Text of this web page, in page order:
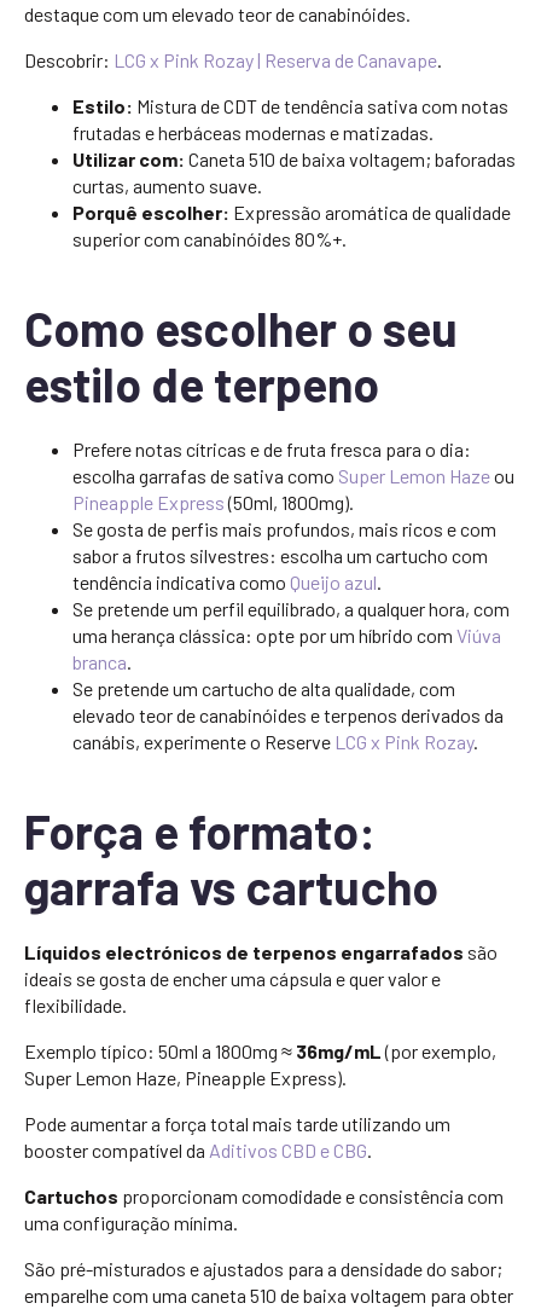
destaque com um elevado teor de canabinóides.
Descobrir: LCG x Pink Rozay | Reserva de Canavape.
Estilo: Mistura de CDT de tendência sativa com notas
frutadas e herbáceas modernas e matizadas.
Utilizar com: Caneta 510 de baixa voltagem; baforadas
curtas, aumento suave.
Porquê escolher: Expressão aromática de qualidade
superior com canabinóides 80%+.
Como escolher o seu
estilo de terpeno
Prefere notas cítricas e de fruta fresca para o dia:
escolha garrafas de sativa como Super Lemon Hazeou
Pineapple Express(50ml, 1800mg).
Se gosta de perfis mais profundos, mais ricos e com
sabor a frutos silvestres: escolha um cartucho com
tendência indicativa como Queijo azul.
Se pretende um perfil equilibrado, a qualquer hora, com
uma herança clássica: opte por um híbrido com Viúva
branca.
Se pretende um cartucho de alta qualidade, com
elevado teor de canabinóides e terpenos derivados da
canábis, experimente o Reserve LCG x Pink Rozay.
Força e formato:
garrafa vs cartucho
Líquidos electrónicos de terpenos engarrafados são
ideais se gosta de encher uma cápsula e quer valor e
flexibilidade.
Exemplo típico: 50ml a 1800mg ≈ 36mg/mL(por exemplo,
Super Lemon Haze, Pineapple Express).
Pode aumentar a força total mais tarde utilizando um
booster compatível da Aditivos CBD e CBG.
Cartuchos proporcionam comodidade e consistência com
uma configuração mínima.
São pré-misturados e ajustados para a densidade do sabor;
emparelhe com uma caneta 510 de baixa voltagem para obter